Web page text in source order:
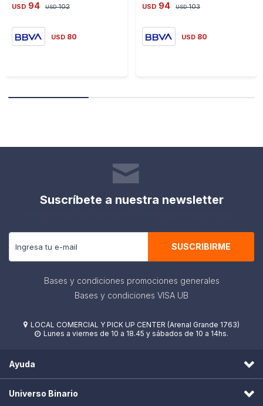
USD 94 USD 102
USD 80
USD 94 USD 103
USD 80
Suscríbete a nuestra newsletter
SUSCRIBIRME
Bases y condiciones promociones generales
Bases y condiciones VISA UB
 LOCAL COMERCIAL Y PICK UP CENTER (Arenal Grande 1763)
 Lunes a viernes de 10 a 18.45 y sábados de 10 a 14hs.
Ayuda
Universo Binario